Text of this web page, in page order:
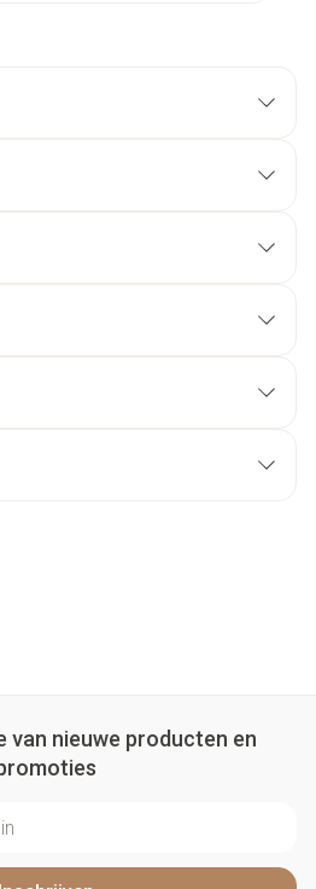
van nieuwe producten en